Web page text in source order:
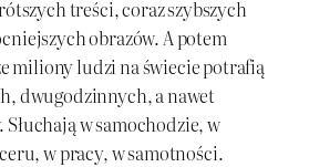
treści, coraz szybszych
obrazów. A potem
miliony ludzi na świecie potrafią
dwugodzinnych, a nawet
w samochodzie, w
w pracy, w samotności.